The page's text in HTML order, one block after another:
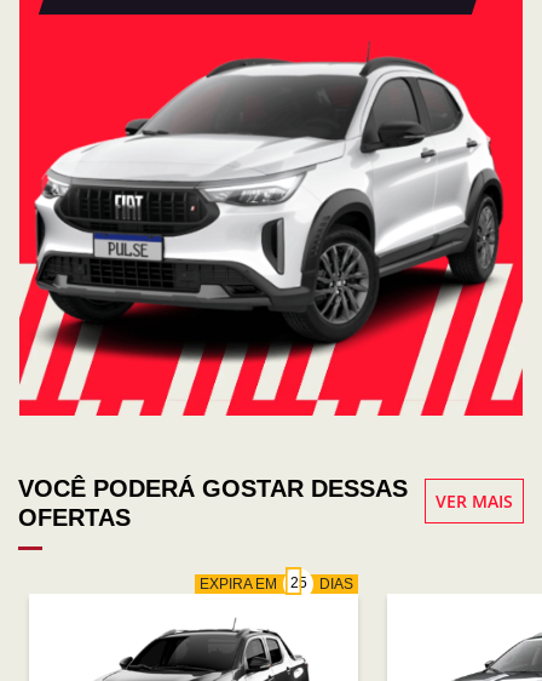
VOCÊ PODERÁ GOSTAR DESSAS
OFERTAS
VER MAIS
EXPIRA EM DIAS